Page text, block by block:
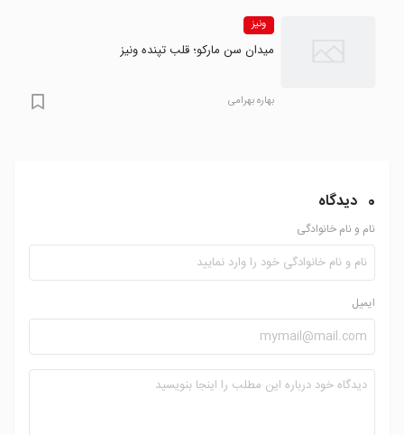
ونیز
میدان سن مارکو؛ قلب تپنده ونیز
بهاره بهرامی
0 دیدگاه
نام و نام خانوادگی
ایمیل